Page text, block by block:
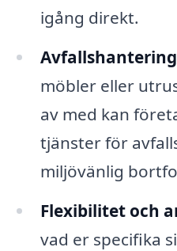
igång direkt.
möbler eller
av med kan
tjänster för
miljövänlig
Flexibilitet och
vad er specifika